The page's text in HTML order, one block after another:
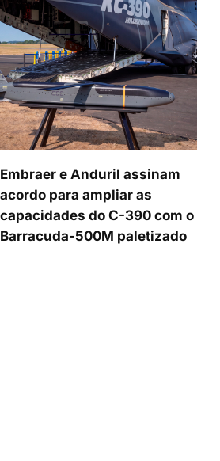
Embraer e Anduril assinam
acordo para ampliar as
capacidades do C-390 com o
Barracuda-500M paletizado